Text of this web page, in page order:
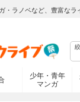
・ラノベなど、豊富なラ
少年・青年
マンガ